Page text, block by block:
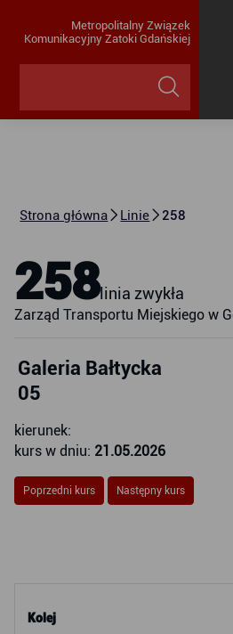
Metropolitalny Związek
Komunikacyjny Zatoki Gdańskiej
Strona główna Linie 258
Kolej
258linia zwykła
Zarząd Transportu Miejskiego w
Galeria Bałtycka
05
kierunek:
kurs w dniu: 21.05.2026
Poprzedni kurs Następny kurs